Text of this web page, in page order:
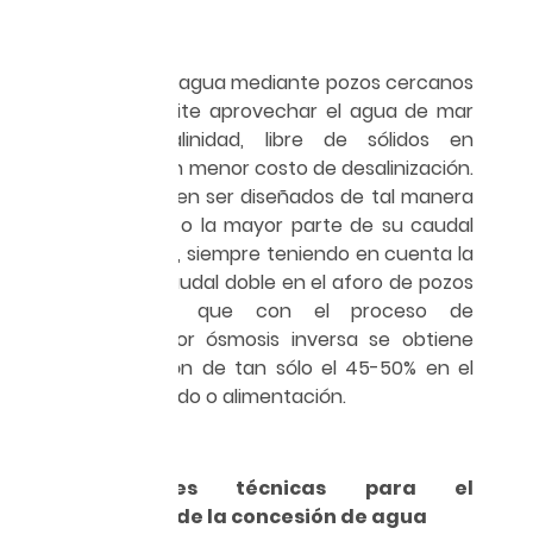
La captación de agua mediante pozos cercanos
a la costa permite aprovechar el agua de mar
con menor salinidad, libre de sólidos en
suspensión y con menor costo de desalinización.
Estos pozos deben ser diseñados de tal manera
que la totalidad o la mayor parte de su caudal
proceda del mar, siempre teniendo en cuenta la
búsqueda del caudal doble en el aforo de pozos
playeros, dado que con el proceso de
desalinización por ósmosis inversa se obtiene
una recuperación de tan sólo el 45-50% en el
agua de permeado o alimentación.
Especificaciones técnicas para el
otorgamiento de la concesión de agua